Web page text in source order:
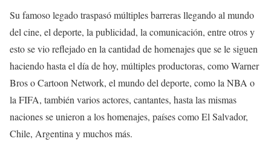
Su famoso legado traspasó múltiples barreras llegando al mundo
del cine, el deporte, la publicidad, la comunicación, entre otros y
esto se vio reflejado en la cantidad de homenajes que se le siguen
haciendo hasta el día de hoy, múltiples productoras, como Warner
Bros o Cartoon Network, el mundo del deporte, como la NBA o
la FIFA, también varios actores, cantantes, hasta las mismas
naciones se unieron a los homenajes, países como El Salvador,
Chile, Argentina y muchos más.